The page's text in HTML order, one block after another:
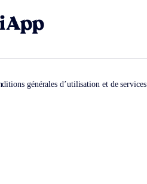
générales d’utilisation et de services